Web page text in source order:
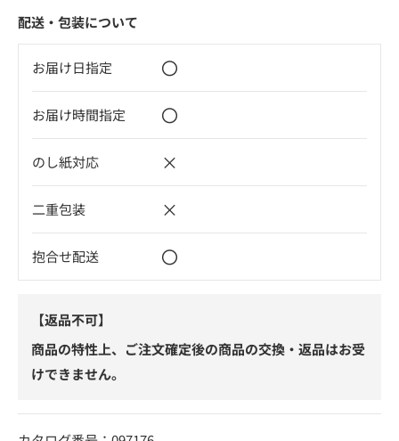
配送・包装について
お届け日指定 〇
お届け時間指定 〇
のし紙対応 ×
二重包装 ×
抱合せ配送 〇
【返品不可】
商品の特性上、ご注文確定後の商品の交換・返品はお受
けできません。